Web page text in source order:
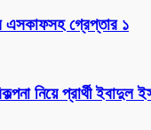
গ্রেপ্তার ১
নিয়ে প্রার্থী ইবাদুল